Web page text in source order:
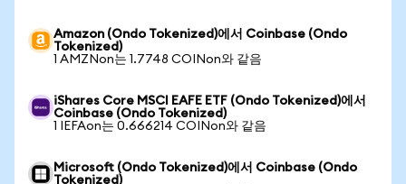
Amazon (Ondo Tokenized)에서 Coinbase (Ondo
Tokenized)
1 AMZNon는 1.7748 COINon와 같음
iShares Core MSCI EAFE ETF (Ondo Tokenized)에서
Coinbase (Ondo Tokenized)
1 IEFAon는 0.666214 COINon와 같음
Microsoft (Ondo Tokenized)에서 Coinbase (Ondo
Tokenized)